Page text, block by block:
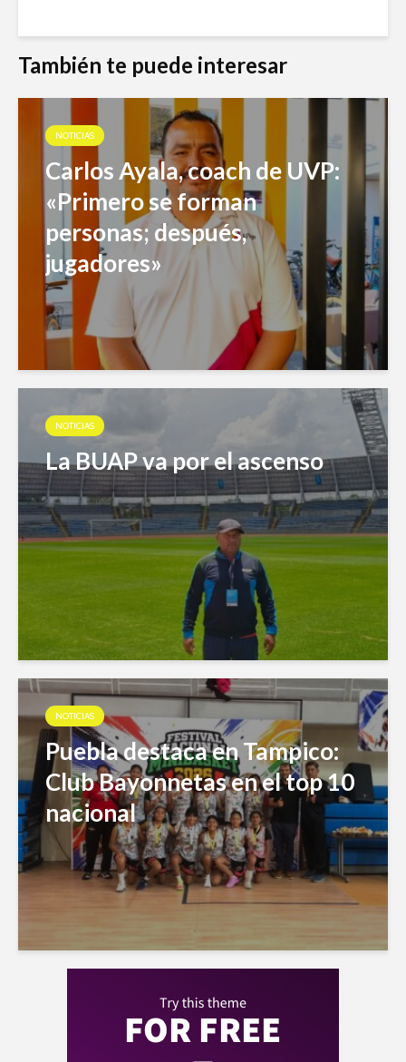
También te puede interesar
NOTICIAS
Carlos Ayala, coach de UVP:
«Primero se forman
personas; después,
jugadores»
NOTICIAS
La BUAP va por el ascenso
NOTICIAS
Puebla destaca en Tampico:
Club Bayonnetas en el top 10
nacional